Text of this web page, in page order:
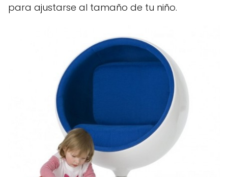
para ajustarse al tamaño de tu niño.